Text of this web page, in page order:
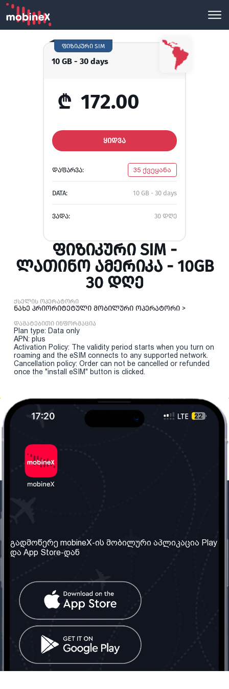
10 GB - 30 days
ფიზიკური SIM
₾ 172.00
ᲧᲘᲓᲕᲐ
ᲓᲐᲤᲐᲠᲕᲐ: 35 ქვეყანა
DATA: 10 GB - 30 days
ᲕᲐᲓᲐ: 30 დღე
ᲤᲘᲖᲘᲙᲣᲠᲘ SIM -
ᲚᲐᲗᲘᲜᲝ ᲐᲛᲔᲠᲘᲙᲐ - 10GB
30 ᲓᲦᲔ
ქსელის ოპერატორი
ნახე პრიორიტეტული მობილური ოპერატორი >
დამატებითი ინფორმაცია
Plan type: Data only
APN: plus
Activation Policy: The validity period starts when you turn on
roaming and the eSIM connects to any supported network.
Cancellation policy: Order can not be cancelled or refunded
once the "install eSIM" button is clicked.
ჩვენ შესახებ
ჩვენი სერვისები
წესები და პირობები
კითხვები
კონტაქტი
საქართველო: თბილისი
ტელ: 032 2 04 00 50
ელ. ფოსტა:
info@mobinex.ge
სოციალური ქსელი
გადმოწერე mobineX-ის მობილური აპლიკაცია Play
და App Store-დან